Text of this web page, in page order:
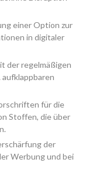
einer Option zur
in digitaler
der regelmäßigen
für die
Stoffen, die über
der
Werbung und bei